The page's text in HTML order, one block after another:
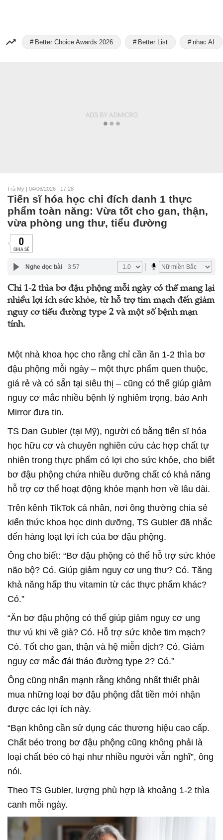
Better Choice Awards 2026 Better List nhạc AI
Trà My | 04/06/2026 | 17:28
Tiến sĩ hóa học chỉ đích danh 1 thực
phẩm toàn năng: Vừa tốt cho gan, thận,
vừa phòng ung thư, tiểu đường
0
CHIA SẺ
Nghe đọc bài 3:57
Chỉ 1-2 thìa bơ đậu phộng mỗi ngày có thể mang lại
nhiều lợi ích sức khỏe, từ hỗ trợ tim mạch đến giảm
nguy cơ tiểu đường type 2 và một số bệnh mạn
tính.
Một nhà khoa học cho rằng chỉ cần ăn 1-2 thìa bơ
đậu phộng mỗi ngày – một thực phẩm quen thuộc,
giá rẻ và có sẵn tại siêu thị – cũng có thể giúp giảm
nguy cơ mắc nhiều bệnh lý nghiêm trọng, báo Anh
Mirror đưa tin.
TS Dan Gubler (tại Mỹ), người có bằng tiến sĩ hóa
học hữu cơ và chuyên nghiên cứu các hợp chất tự
nhiên trong thực phẩm có lợi cho sức khỏe, cho biết
bơ đậu phộng chứa nhiều dưỡng chất có khả năng
hỗ trợ cơ thể hoạt động khỏe mạnh hơn về lâu dài.
Trên kênh TikTok cá nhân, nơi ông thường chia sẻ
kiến thức khoa học dinh dưỡng, TS Gubler đã nhắc
đến hàng loạt lợi ích của bơ đậu phộng.
Ông cho biết: “Bơ đậu phộng có thể hỗ trợ sức khỏe
não bộ? Có. Giúp giảm nguy cơ ung thư? Có. Tăng
khả năng hấp thu vitamin từ các thực phẩm khác?
Có.”
“Ăn bơ đậu phộng có thể giúp giảm nguy cơ ung
thư vú khi về già? Có. Hỗ trợ sức khỏe tim mạch?
Có. Tốt cho gan, thận và hệ miễn dịch? Có. Giảm
nguy cơ mắc đái tháo đường type 2? Có.”
Ông cũng nhấn mạnh rằng không nhất thiết phải
mua những loại bơ đậu phộng đắt tiền mới nhận
được các lợi ích này.
“Bạn không cần sử dụng các thương hiệu cao cấp.
Chất béo trong bơ đậu phộng cũng không phải là
loại chất béo có hại như nhiều người vẫn nghĩ”, ông
nói.
Theo TS Gubler, lượng phù hợp là khoảng 1-2 thìa
canh mỗi ngày.